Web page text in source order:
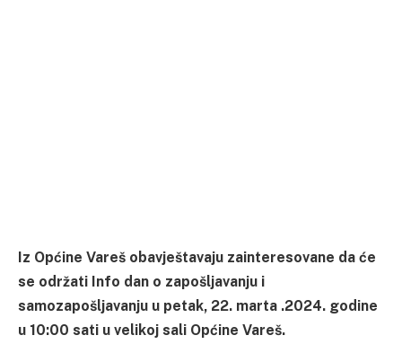
Iz Općine Vareš obavještavaju zainteresovane da će
se održati Info dan o zapošljavanju i
samozapošljavanju u petak, 22. marta .2024. godine
u 10:00 sati u velikoj sali Općine Vareš.